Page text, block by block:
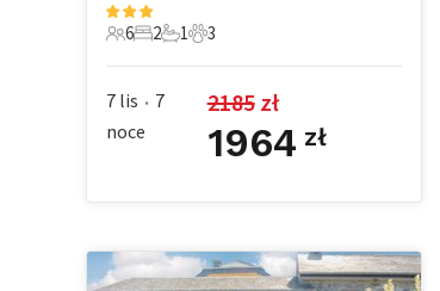
6 Goście
6
2 Sypialnie
2
1 Łazienka
1
3 Zwierzęta domowe
3
7 lis • 7
noce
2185 zł
1964 zł